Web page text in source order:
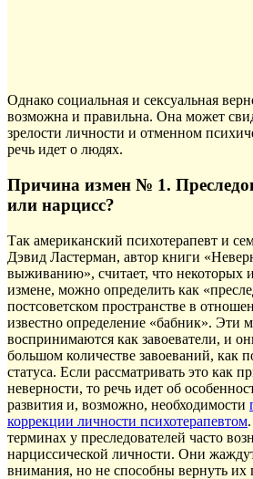
Однако социальная и сексуальная
возможна и правильна. Она может
зрелости личности и отменном
речь идет о людях.
Причина измен № 1.
или нарцисс?
Так американский психотерапевт и
Дэвид Ластерман, автор книги
выживанию», считает, что некоторых
измене, можно определить как
постсоветском пространстве в
известно определение «бабник». Эти
воспринимаются как завоеватели, и
большом количестве завоеваний, как
статуса. Если рассматривать это как
неверности, то речь идет об
развития и, возможно, необходимости
коррекции личности психотерапевтом
терминах у преследователей часто
нарциссической личности. Они
внимания, но не способны вернуть их